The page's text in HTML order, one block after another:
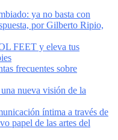
ya no basta con
por Gilberto Ripio,
FEET y eleva tus
frecuentes sobre
nueva visión de la
íntima a través de
papel de las artes del